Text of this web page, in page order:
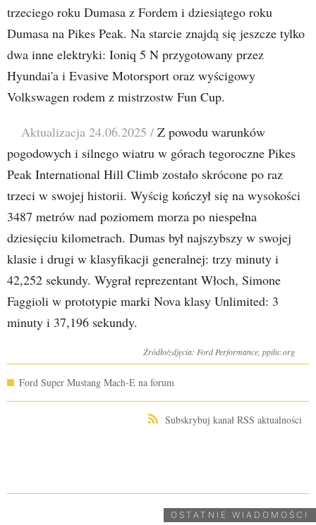
trzeciego roku Dumasa z Fordem i dziesiątego roku
Dumasa na Pikes Peak. Na starcie znajdą się jeszcze tylko
dwa inne elektryki: Ioniq 5 N przygotowany przez
Hyundai'a i Evasive Motorsport oraz wyścigowy
Volkswagen rodem z mistrzostw Fun Cup.
Aktualizacja 24.06.2025 / Z powodu warunków
pogodowych i silnego wiatru w górach tegoroczne Pikes
Peak International Hill Climb zostało skrócone po raz
trzeci w swojej historii. Wyścig kończył się na wysokości
3487 metrów nad poziomem morza po niespełna
dziesięciu kilometrach. Dumas był najszybszy w swojej
klasie i drugi w klasyfikacji generalnej: trzy minuty i
42,252 sekundy. Wygrał reprezentant Włoch, Simone
Faggioli w prototypie marki Nova klasy Unlimited: 3
minuty i 37,196 sekundy.
Źródło/zdjęcia: Ford Performance, ppihc.org
Ford Super Mustang Mach-E na forum
Subskrybuj kanał RSS aktualności
OSTATNIE WIADOMOŚCI